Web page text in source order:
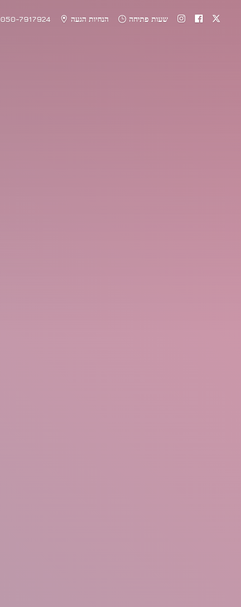
050-7917924 הנחיות הגעה שעות פתיחה